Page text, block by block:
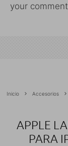
your
Inicio Accesorios
APPLE
PARA